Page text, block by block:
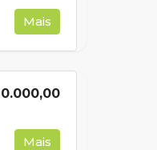
Mais
Mais